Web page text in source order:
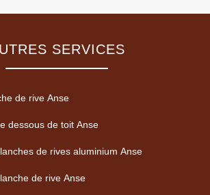
SERVICES
de rive Anse
dessous de toit Anse
de rives aluminium Anse
de rive Anse